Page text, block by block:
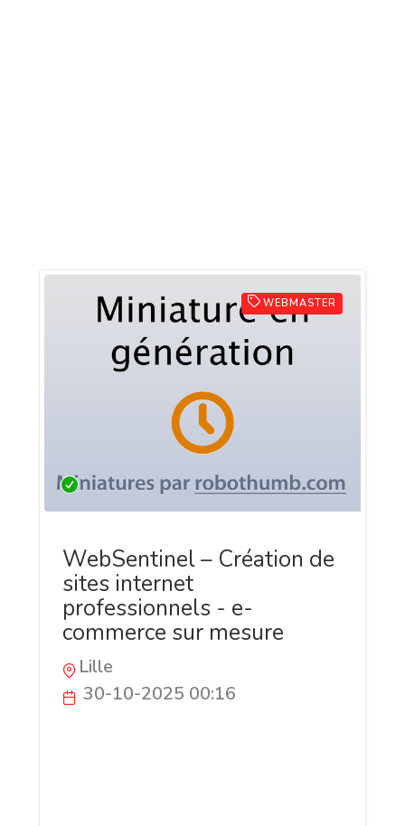
WEBMASTER
WebSentinel – Création de
sites internet
professionnels - e-
commerce sur mesure
Lille
30-10-2025 00:16